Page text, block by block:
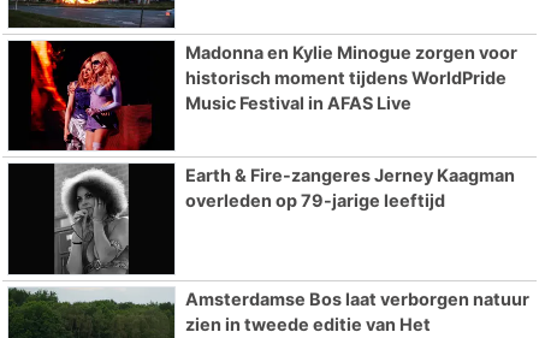
Madonna en Kylie Minogue zorgen voor
historisch moment tijdens WorldPride
Music Festival in AFAS Live
Earth & Fire-zangeres Jerney Kaagman
overleden op 79-jarige leeftijd
Amsterdamse Bos laat verborgen natuur
zien in tweede editie van Het